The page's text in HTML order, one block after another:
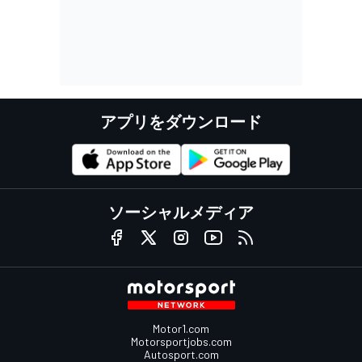
アプリをダウンロード
ソーシャルメディア
Motor1.com
Motorsportjobs.com
Autosport.com